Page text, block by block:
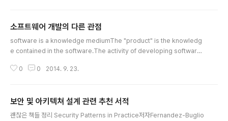
소프트웨어 개발의 다른 관점
software is a knowledge mediumThe "product" is the knowledg
e contained in the software.The activity of developing software i
ating that knowlege into a specific language form know as "cod
0 0 2014. 9. 23.
보안 및 아키텍쳐 설계 관련 추천 서적
괜찮은 책들 정리 Security Patterns in Practice저자Fernandez-Buglio